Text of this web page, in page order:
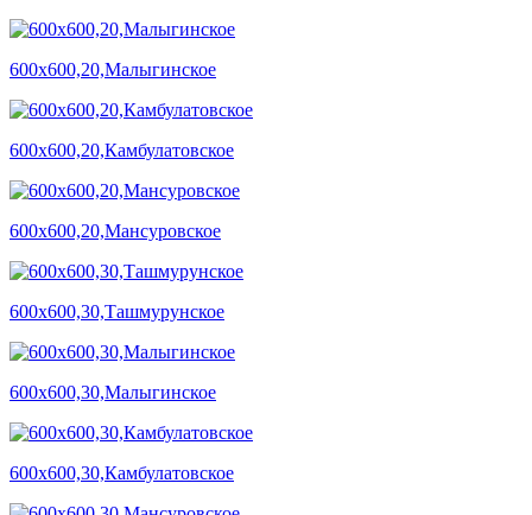
600х600,20,Малыгинское
600х600,20,Камбулатовское
600х600,20,Мансуровское
600х600,30,Ташмурунское
600х600,30,Малыгинское
600х600,30,Камбулатовское